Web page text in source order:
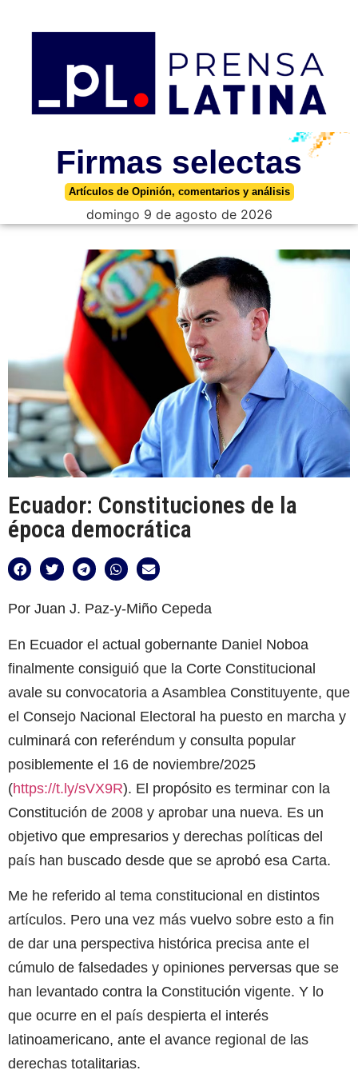
Firmas selectas
Artículos de Opinión, comentarios y análisis
domingo 9 de agosto de 2026
Ecuador: Constituciones de la
época democrática
Por Juan J. Paz-y-Miño Cepeda
En Ecuador el actual gobernante Daniel Noboa
finalmente consiguió que la Corte Constitucional
avale su convocatoria a Asamblea Constituyente, que
el Consejo Nacional Electoral ha puesto en marcha y
culminará con referéndum y consulta popular
posiblemente el 16 de noviembre/2025
(https://t.ly/sVX9R). El propósito es terminar con la
Constitución de 2008 y aprobar una nueva. Es un
objetivo que empresarios y derechas políticas del
país han buscado desde que se aprobó esa Carta.
Me he referido al tema constitucional en distintos
artículos. Pero una vez más vuelvo sobre esto a fin
de dar una perspectiva histórica precisa ante el
cúmulo de falsedades y opiniones perversas que se
han levantado contra la Constitución vigente. Y lo
que ocurre en el país despierta el interés
latinoamericano, ante el avance regional de las
derechas totalitarias.